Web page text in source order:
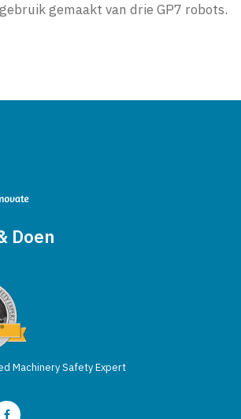
gemaakt van drie GP7 robots.
Doen
Machinery Safety Expert